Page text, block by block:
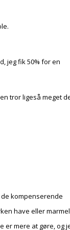
jeg fik 50% for en
tror ligeså meget
kompenserende
have eller
er mere at gøre, og